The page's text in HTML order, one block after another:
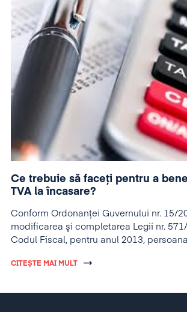
Ce trebuie să faceți pentru a
TVA la încasare?
Conform Ordonanţei Guvernului nr. 15/
modificarea şi completarea Legii nr.
Codul Fiscal, pentru anul 2013,
căreicifră de afaceri în perioada 1
2.250.000 leipoate aplica sistemul TVA
CITEȘTE MAI MULT